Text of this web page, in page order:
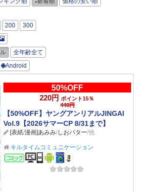
200
300
全年齢全て
Android
50%OFF
220円 ポイント15％
440円
【50%OFF】ヤングアンリアルJINGAI
Vol.9【2026サマーCP 8/31まで】
[表紙/漫画]あみみ/しおバター/他
キルタイムコミュニケーション
コミック